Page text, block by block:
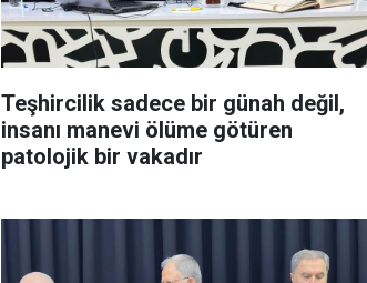
Teşhircilik sadece bir günah değil,
insanı manevi ölüme götüren
patolojik bir vakadır